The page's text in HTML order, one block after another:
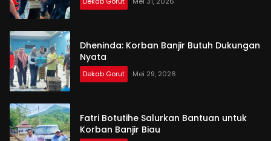
Dheninda: Korban Banjir Butuh Dukungan
Nyata
Dekab Gorut Mei 29, 2026
Fatri Botutihe Salurkan Bantuan untuk
Korban Banjir Biau